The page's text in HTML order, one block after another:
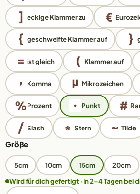
eckige Klammer zu
geschweifte Klammer auf
ist gleich Klammer auf
Komma Mikrozeichen
Prozent Punkt
Slash Stern Tilde
Größe
5cm 10cm 15cm
20cm
Wird für dich gefertigt · in 2–4 Tagen bei